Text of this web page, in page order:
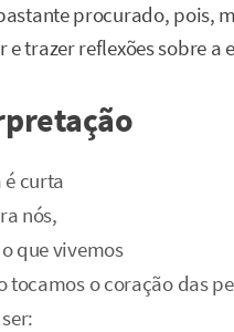
procurado, pois,
trazer reflexões sobre
curta
nós,
que vivemos
tocamos o coração das